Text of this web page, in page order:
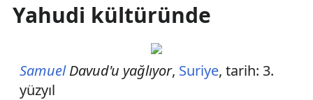
Yahudi kültüründe
SamuelDavud'u yağlıyor, Suriye, tarih: 3.
yüzyıl